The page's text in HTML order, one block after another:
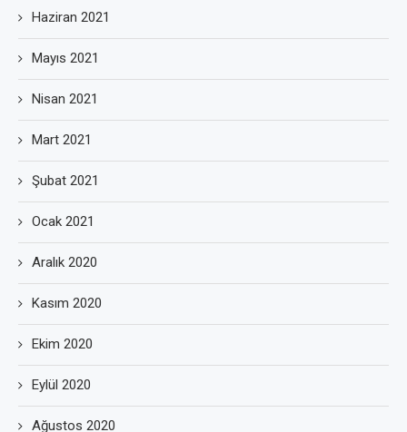
Haziran 2021
Mayıs 2021
Nisan 2021
Mart 2021
Şubat 2021
Ocak 2021
Aralık 2020
Kasım 2020
Ekim 2020
Eylül 2020
Ağustos 2020